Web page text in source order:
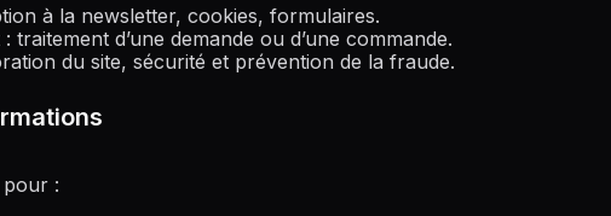
à la newsletter, cookies, formulaires.
traitement d’une demande ou d’une commande.
du site, sécurité et prévention de la fraude.
pour :